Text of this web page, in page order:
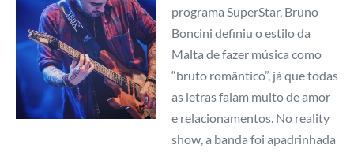
programa SuperStar, Bruno
Boncini definiu o estilo da
Malta de fazer música como
“bruto romântico”, já que todas
as letras falam muito de amor
e relacionamentos. No reality
show, a banda foi apadrinhada